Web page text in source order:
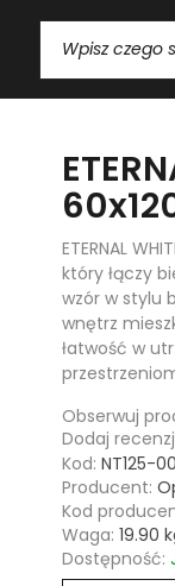
ETERNAL
który łączy
wzór w stylu
wnętrz
łatwość w
Obserwuj
Dodaj
Kod: NT125-
Producent:
Kod
Waga: 19.90
Dostępność: